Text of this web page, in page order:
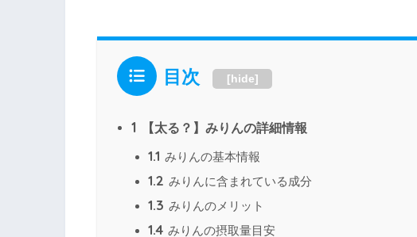
目次 [hide]
1 【太る？】みりんの詳細情報
1.1 みりんの基本情報
1.2 みりんに含まれている成分
1.3 みりんのメリット
1.4 みりんの摂取量目安